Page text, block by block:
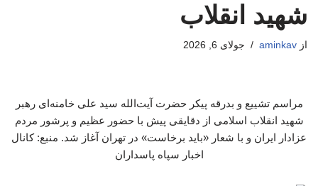
شهید انقلاب
از aminkav جولای 6, 2026
مراسم تشییع و بدرقه پیکر حضرت آیت‌الله سید علی خامنه‌ای رهبر
شهید انقلاب اسلامی از دقایقی پیش با حضور عظیم و پرشور مردم
عزادار ایران و با شعار «باید برخاست» در تهران آغاز شد. منبع: کانال
اخبار سپاه پاسداران